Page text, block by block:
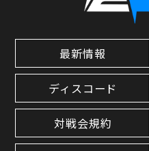
最新情報
ディスコード
対戦会規約